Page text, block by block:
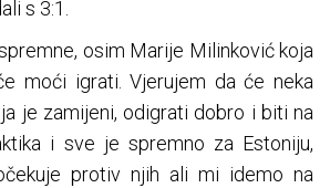
s 3:1.
osim Marije Milinković koja
moći igrati. Vjerujem da će neka
je zamijeni, odigrati dobro i biti na
i sve je spremno za Estoniju,
protiv njih ali mi idemo na